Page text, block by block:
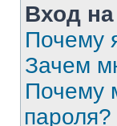
Вход
Почему
Зачем
Почему
пароля?